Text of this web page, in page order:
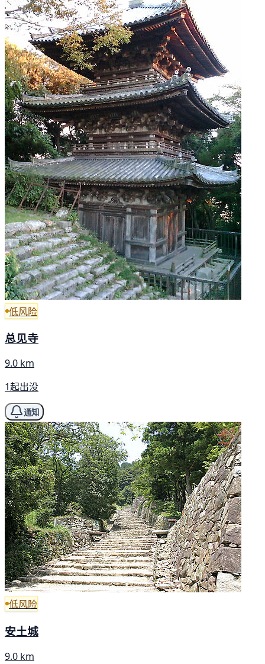
低风险
总见寺
9.0 km
1起出没
通知
低风险
安土城
9.0 km